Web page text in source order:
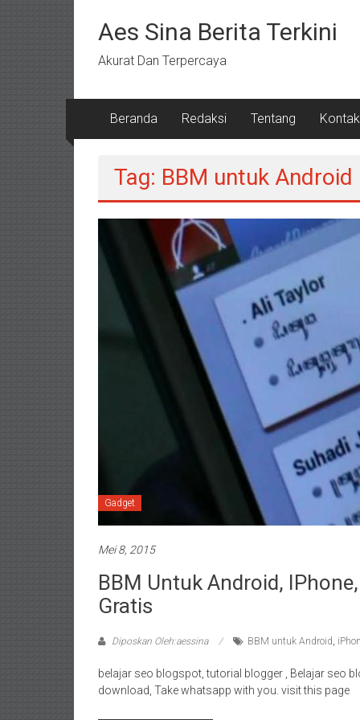
kontenAes Sina Berita Terkini
Akurat Dan Terpercaya
Beranda Redaksi Tentang Kontak
Tag: BBM untuk Android
Gadget
Mei 8, 2015
BBM Untuk Android,
Gratis
Diposkan Oleh:aessina BBM untuk Android,
belajar seo blogspot, tutorial blogger , Belajar seo
download, Take whatsapp with you. visit this page